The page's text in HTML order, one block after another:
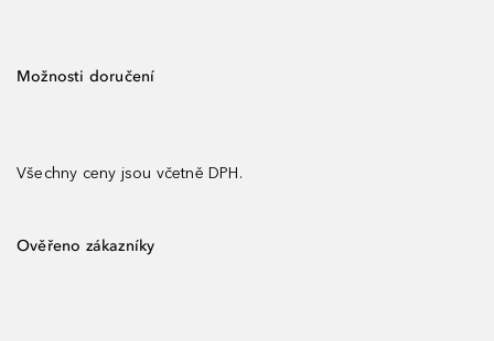
Možnosti doručení
Všechny ceny jsou včetně DPH.
Ověřeno zákazníky